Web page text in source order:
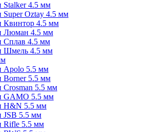
Stalker 4.5 мм
Super Oztay 4.5 мм
Квинтор 4.5 мм
Люман 4.5 мм
Сплав 4.5 мм
Шмель 4.5 мм
Apolo 5.5 мм
Borner 5.5 мм
Crosman 5.5 мм
GAMO 5.5 мм
H&N 5.5 мм
JSB 5.5 мм
Rifle 5.5 мм